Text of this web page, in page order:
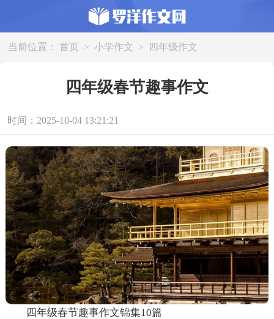
当前位置： 首页 > 小学作文 > 四年级作文
四年级春节趣事作文
时间：2025-10-04 13:21:21
四年级春节趣事作文锦集10篇